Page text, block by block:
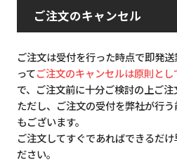
ご注文のキャンセル
ご注文は受付を行った時点で即発
ってご注文のキャンセルは原則と
で、ご注文前に十分ご検討の上ご注
ただし、ご注文の受付を弊社が行
もございます。
ご注文してすぐであればできるだ
ださい。